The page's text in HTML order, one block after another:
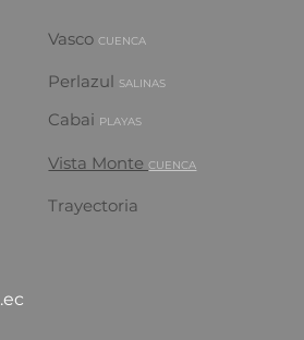
Cabai PLAYAS
Vista MonteCUENCA
Perlazul SALINAS
VascoCUENCA
Trayectoria